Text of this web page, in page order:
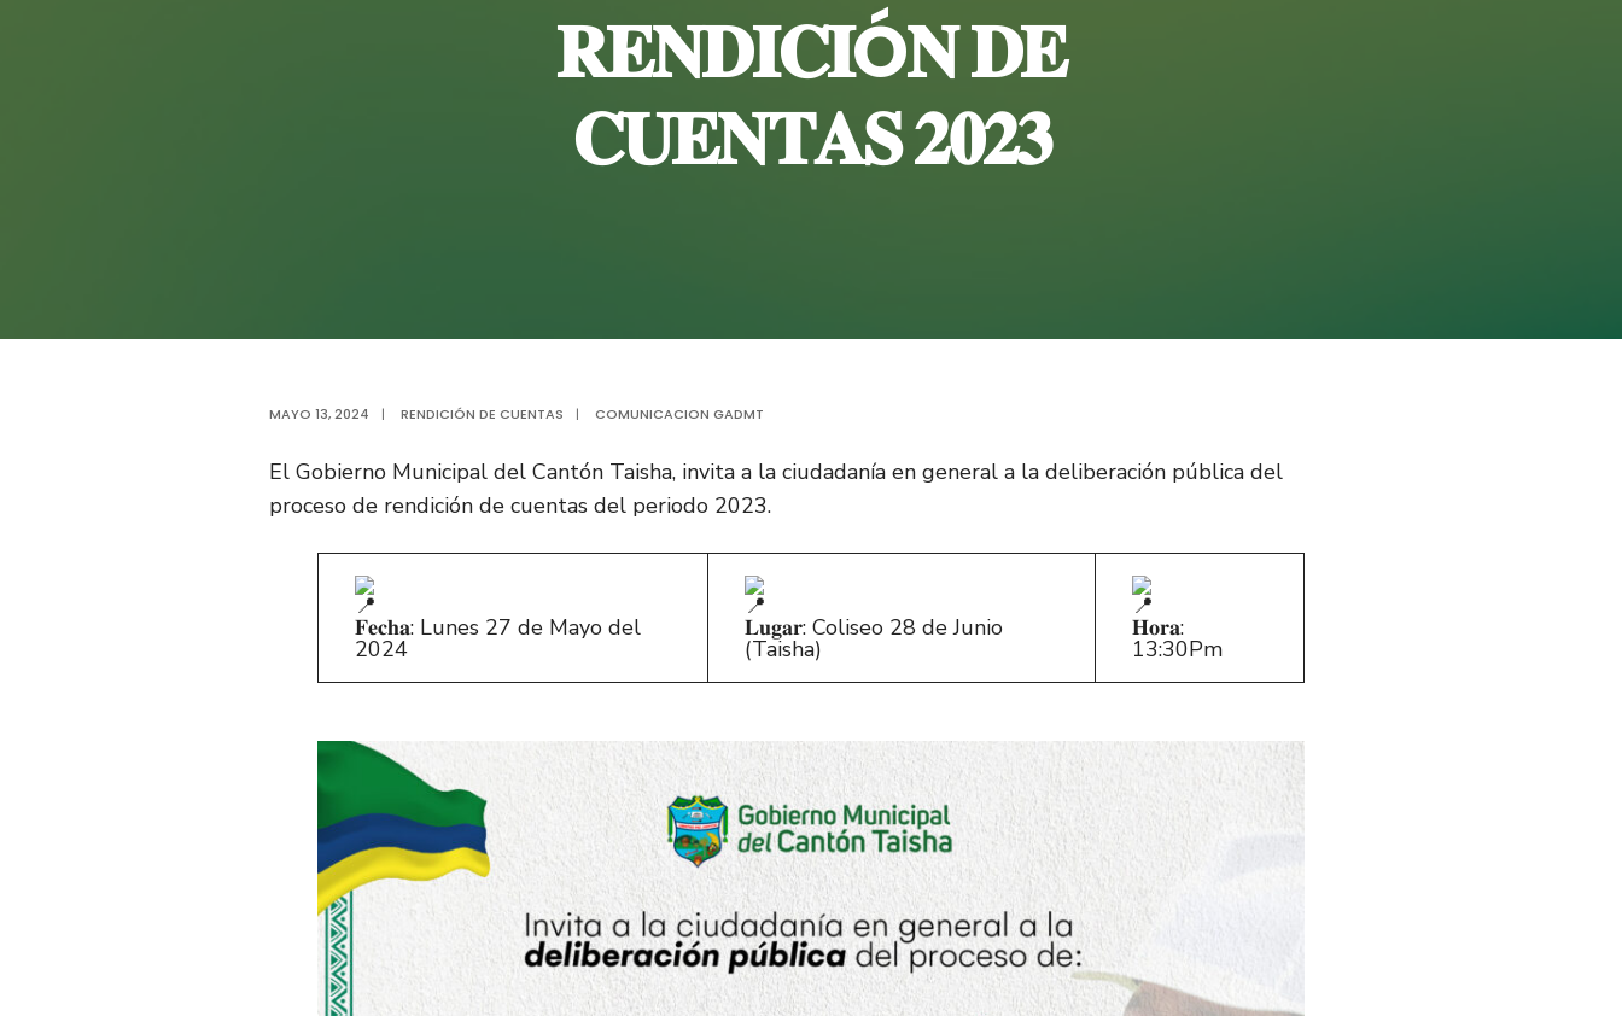
𝐑𝐄𝐍𝐃𝐈𝐂𝐈Ó𝐍 𝐃𝐄
𝐂𝐔𝐄𝐍𝐓𝐀𝐒 𝟐𝟎𝟐𝟑
MAYO 13, 2024 | RENDICIÓN DE CUENTAS | COMUNICACION GADMT
El Gobierno Municipal del Cantón Taisha, invita a la ciudadanía en general a la deliberación pública del
proceso de rendición de cuentas del periodo 2023.
𝐅𝐞𝐜𝐡𝐚: Lunes 27 de Mayo del
2024
𝐋𝐮𝐠𝐚𝐫: Coliseo 28 de Junio
(Taisha)
𝐇𝐨𝐫𝐚:
13:30Pm